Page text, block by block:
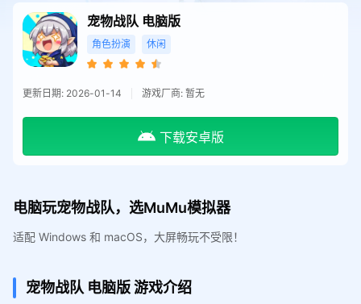
宠物战队 电脑版
角色扮演 休闲
更新日期: 2026-01-14 游戏厂商: 暂无
下载安卓版
电脑玩宠物战队，选MuMu模拟器
适配 Windows 和 macOS，大屏畅玩不受限！
宠物战队 电脑版游戏介绍